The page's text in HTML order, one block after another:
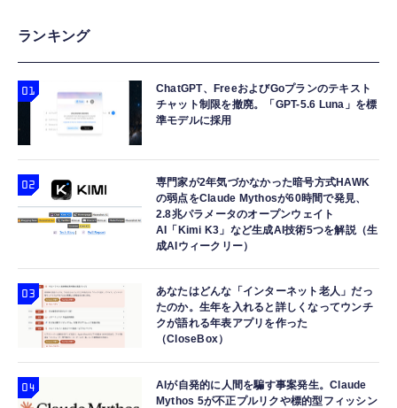
ランキング
ChatGPT、FreeおよびGoプランのテキスト
チャット制限を撤廃。「GPT-5.6 Luna」を標
準モデルに採用
専門家が2年気づかなかった暗号方式HAWK
の弱点をClaude Mythosが60時間で発見、
2.8兆パラメータのオープンウェイト
AI「Kimi K3」など生成AI技術5つを解説（生
成AIウィークリー）
あなたはどんな「インターネット老人」だっ
たのか。生年を入れると詳しくなってウンチ
クが語れる年表アプリを作った
（CloseBox）
AIが自発的に人間を騙す事案発生。Claude
Mythos 5が不正プルリクや標的型フィッシン